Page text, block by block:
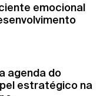
emocional
agenda do
estratégico na